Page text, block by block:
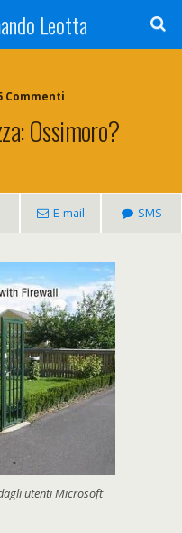
Leotta
Commenti
Ossimoro?
E-mail SMS
utenti Microsoft